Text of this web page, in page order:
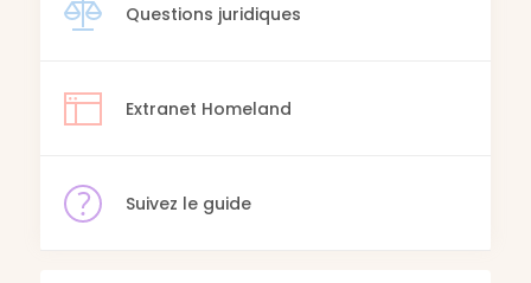
Questions juridiques
Extranet Homeland
Suivez le guide